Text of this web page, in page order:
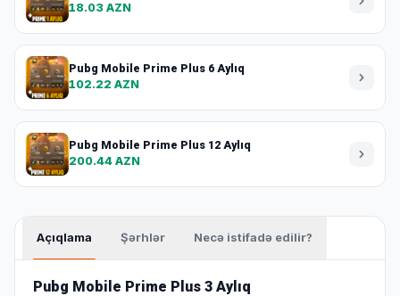
18.03 AZN
Pubg Mobile Prime Plus 6 Aylıq
102.22 AZN
Pubg Mobile Prime Plus 12 Aylıq
200.44 AZN
Açıqlama Şərhlər Necə istifadə edilir?
Pubg Mobile Prime Plus 3 Aylıq